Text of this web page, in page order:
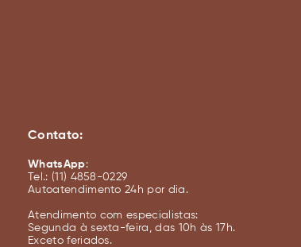
Contato:
WhatsApp:
Tel.: (11) 4858-0229
Autoatendimento 24h por dia.
Atendimento com especialistas:
Segunda à sexta-feira, das 10h às 17h.
Exceto feriados.